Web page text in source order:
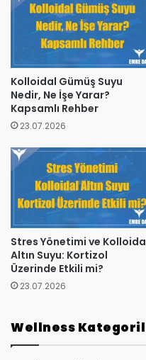
Kolloidal Gümüş Suyu
Nedir, Ne İşe Yarar?
Kapsamlı Rehber
23.07.2026
Stres Yönetimi ve
Altın Suyu: Kortizol
Üzerinde Etkili mi?
23.07.2026
Wellness